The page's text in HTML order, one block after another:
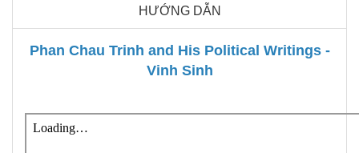
HƯỚNG DẪN
Phan Chau Trinh and His Political Writings -
Vinh Sinh